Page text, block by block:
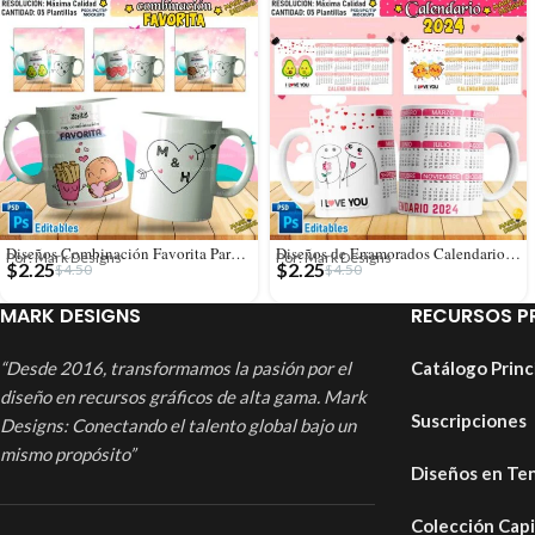
Diseños Combinación Favorita Parejas Tazas Editables
Por: Mark Designs
$4.50
$2.25
Diseños de Enamorados Calendarios 2024 para Tazas
Por: Mark Designs
$4.50
$2.25
MARK DESIGNS
“Desde 2016, transformamos la pasión por el
diseño en recursos gráficos de alta gama. Mark
Designs: Conectando el talento global bajo un
mismo propósito”
RECURSOS
Catálogo
Suscripciones
Diseños en
Colección